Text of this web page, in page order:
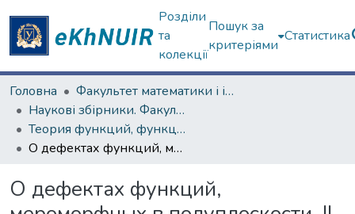
Розділи
та
колекції
Пошук за
критеріями
Статистика
Головна
Факультет математики і інформатики
Наукові збірники. Факультет математики і інформатики
Теория функций, функциональный анализ и их приложения (1965–1985 гг.)
О дефектах функций, мероморфных в полуплоскости. II
О дефектах функций,